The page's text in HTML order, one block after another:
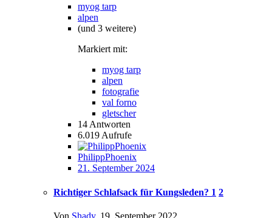
myog tarp
alpen
(und 3 weitere)
Markiert mit:
myog tarp
alpen
fotografie
val forno
gletscher
14Antworten
6.019Aufrufe
PhilippPhoenix
21. September 2024
Richtiger Schlafsack für Kungsleden? 1 2
Von Shady, 19. September 2022